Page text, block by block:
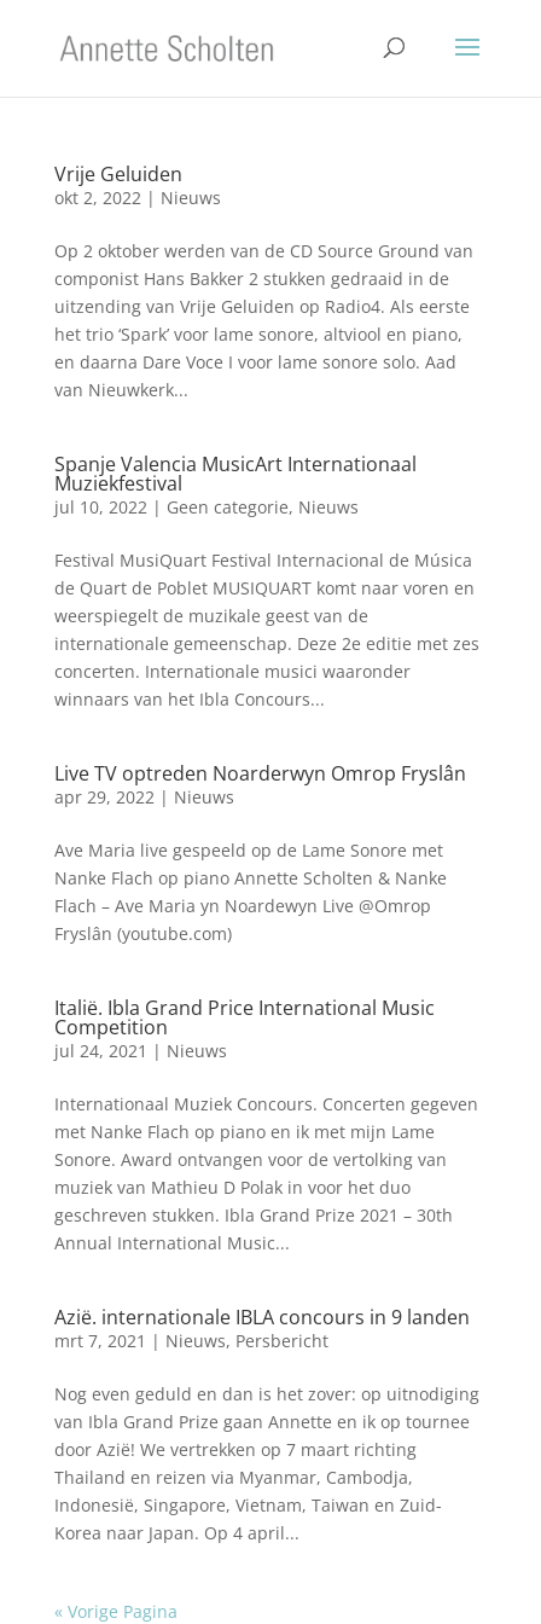
Vrije Geluiden
okt 2, 2022| Nieuws
Op 2 oktober werden van de CD Source Ground van
componist Hans Bakker 2 stukken gedraaid in de
uitzending van Vrije Geluiden op Radio4. Als eerste
het trio ‘Spark’ voor lame sonore, altviool en piano,
en daarna Dare Voce I voor lame sonore solo. Aad
van Nieuwkerk...
Spanje Valencia MusicArt Internationaal
Muziekfestival
jul 10, 2022| Geen categorie, Nieuws
Festival MusiQuart Festival Internacional de Música
de Quart de Poblet MUSIQUART komt naar voren en
weerspiegelt de muzikale geest van de
internationale gemeenschap. Deze 2e editie met zes
concerten. Internationale musici waaronder
winnaars van het Ibla Concours...
Live TV optreden Noarderwyn Omrop Fryslân
apr 29, 2022| Nieuws
Ave Maria live gespeeld op de Lame Sonore met
Nanke Flach op piano Annette Scholten & Nanke
Flach – Ave Maria yn Noardewyn Live @Omrop
Fryslân (youtube.com)
Italië. Ibla Grand Price International Music
Competition
jul 24, 2021 | Nieuws
Internationaal Muziek Concours. Concerten gegeven
met Nanke Flach op piano en ik met mijn Lame
Sonore. Award ontvangen voor de vertolking van
muziek van Mathieu D Polak in voor het duo
geschreven stukken. Ibla Grand Prize 2021 – 30th
Annual International Music...
Azië. internationale IBLA concours in 9 landen
mrt 7, 2021 | Nieuws, Persbericht
Nog even geduld en dan is het zover: op uitnodiging
van Ibla Grand Prize gaan Annette en ik op tournee
door Azië! We vertrekken op 7 maart richting
Thailand en reizen via Myanmar, Cambodja,
Indonesië, Singapore, Vietnam, Taiwan en Zuid-
Korea naar Japan. Op 4 april...
« Vorige Pagina